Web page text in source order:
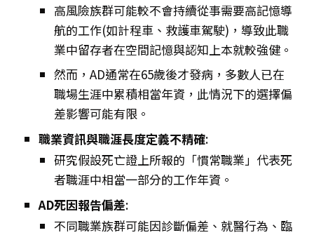
高風險族群可能較不會持續從事需要高記憶導
航的工作(如計程車、救護車駕駛)，導致此職
業中留存者在空間記憶與認知上本就較強健。
然而，AD通常在65歲後才發病，多數人已在
職場生涯中累積相當年資，此情況下的選擇偏
差影響可能有限。
職業資訊與職涯長度定義不精確:
研究假設死亡證上所報的「慣常職業」代表死
者職涯中相當一部分的工作年資。
AD死因報告偏差:
不同職業族群可能因診斷偏差、就醫行為、臨